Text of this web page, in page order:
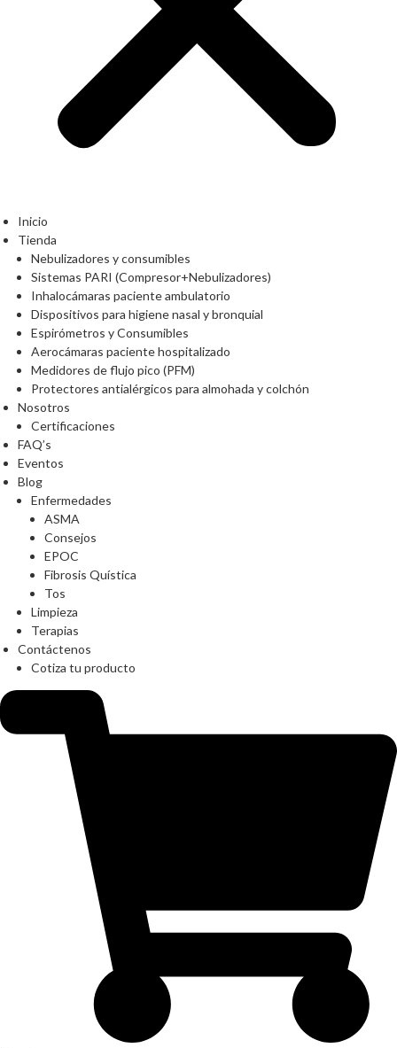
Inicio
Tienda
Nebulizadores y consumibles
Sistemas PARI (Compresor+Nebulizadores)
Inhalocámaras paciente ambulatorio
Dispositivos para higiene nasal y bronquial
Espirómetros y Consumibles
Aerocámaras paciente hospitalizado
Medidores de flujo pico (PFM)
Protectores antialérgicos para almohada y colchón
Nosotros
Certificaciones
FAQ’s
Eventos
Blog
Enfermedades
ASMA
Consejos
EPOC
Fibrosis Quística
Tos
Limpieza
Terapias
Contáctenos
Cotiza tu producto